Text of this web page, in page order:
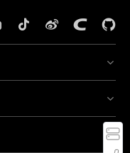
娥
667-